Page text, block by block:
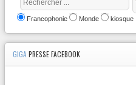
Francophonie Monde kiosque
GIGAPRESSE FACEBOOK